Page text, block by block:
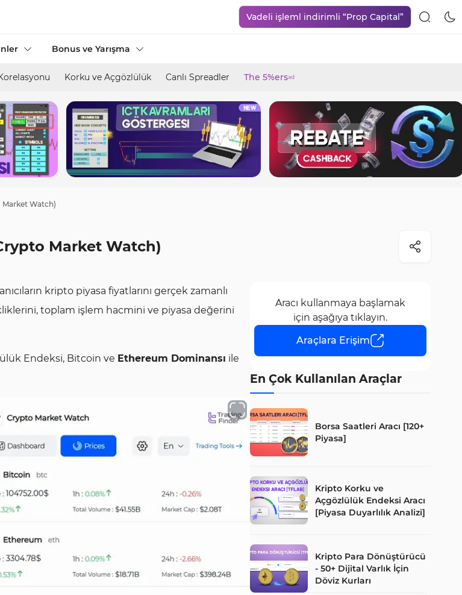
Vadeli işleml indirimli “Prop Capital”
Bonus ve Yarışma
Korku ve Açgözlülük Canlı Spreadler The 5%ersad
Market Watch)
Market Watch)
kripto piyasa fiyatlarını gerçek zamanlı
toplam işlem hacmini ve piyasa değerini
Endeksi, Bitcoin ve Ethereum Dominansı ile
Aracı kullanmaya başlamak
için aşağıya tıklayın.
Araçlara Erişim
En Çok Kullanılan Araçlar
Borsa Saatleri Aracı [120+
Piyasa]
Kripto Korku ve
Açgözlülük Endeksi Aracı
[Piyasa Duyarlılık Analizi]
Kripto Para Dönüştürücü
- 50+ Dijital Varlık İçin
Döviz Kurları